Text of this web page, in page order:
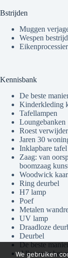
Bstrijden
Muggen
Wespen
Kennisbank
De beste
Kinderkleding
Tafellampen
Loungebanken
Roest
Jaren 30
Inklapbare tafel
Zaag: van
boomzaag
Woodwick
Ring deurbel
H7 lamp
Poef
Metalen
UV lamp
Draadloze
Deurbel
De beste
Alles over het
We gebruiken